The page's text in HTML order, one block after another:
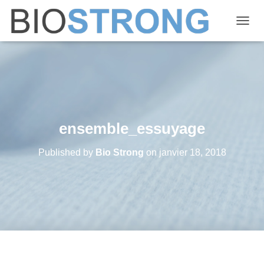
ensemble_essuyage
Published by Bio Strong on janvier 18, 2018